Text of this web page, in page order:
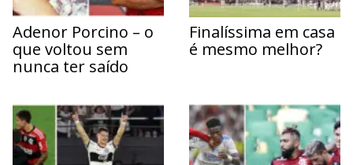
Adenor Porcino – o
que voltou sem
nunca ter saído
Finalíssima em casa
é mesmo melhor?